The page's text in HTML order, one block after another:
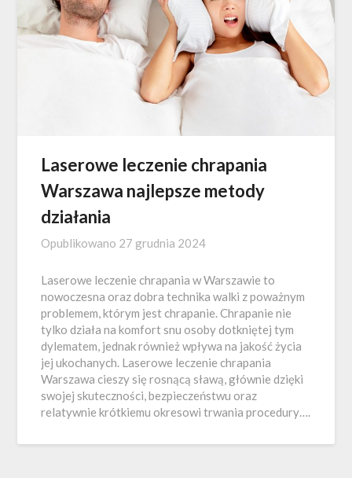
Laserowe leczenie chrapania
Warszawa najlepsze metody
działania
Opublikowano 27 grudnia 2024
Laserowe leczenie chrapania w Warszawie to
nowoczesna oraz dobra technika walki z poważnym
problemem, którym jest chrapanie. Chrapanie nie
tylko działa na komfort snu osoby dotkniętej tym
dylematem, jednak również wpływa na jakość życia
jej ukochanych. Laserowe leczenie chrapania
Warszawa cieszy się rosnącą sławą, głównie dzięki
swojej skuteczności, bezpieczeństwu oraz
relatywnie krótkiemu okresowi trwania procedury….